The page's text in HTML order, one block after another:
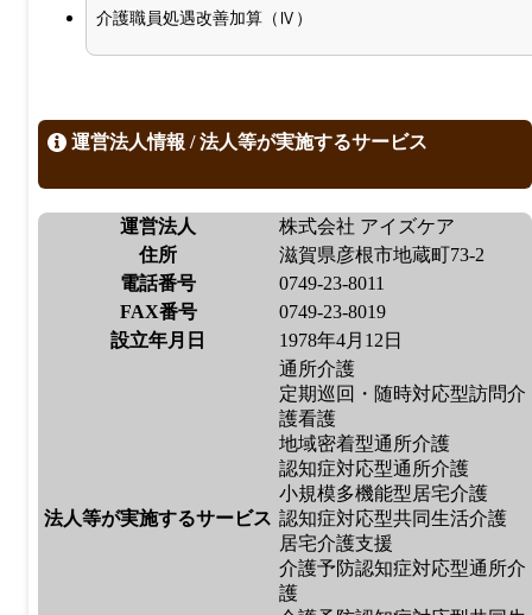
介護職員処遇改善加算（Ⅳ）
運営法人情報 / 法人等が実施するサービス
運営法人
株式会社 アイズケア
住所
滋賀県彦根市地蔵町73-2
電話番号
0749-23-8011
FAX番号
0749-23-8019
設立年月日
1978年4月12日
法人等が実施するサービス
通所介護
定期巡回・随時対応型訪問介
護看護
地域密着型通所介護
認知症対応型通所介護
小規模多機能型居宅介護
認知症対応型共同生活介護
居宅介護支援
介護予防認知症対応型通所介
護